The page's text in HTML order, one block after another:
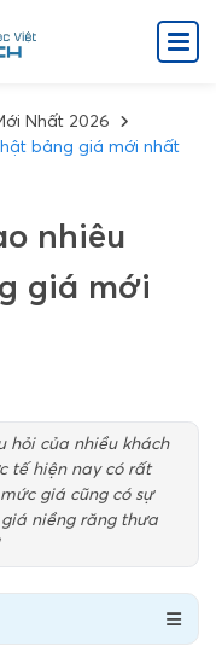
Nhất 2026
bảng giá mới nhất
nhiêu
giá mới
hỏi của nhiều khách
tế hiện nay có rất
giá cũng có sự
niềng răng thưa